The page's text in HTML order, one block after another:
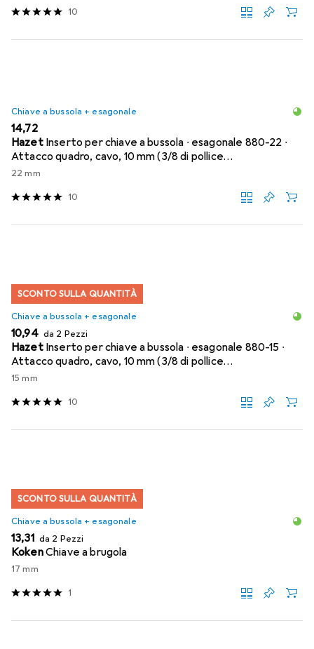
10
Chiave a bussola + esagonale
EUR
14,72
Hazet Inserto per chiave a bussola ∙ esagonale 880-22 ∙
Attacco quadro, cavo, 10 mm (3/8 di pollice…
22 mm
10
SCONTO SULLA QUANTITÀ
Chiave a bussola + esagonale
EUR
10,94 da 2 Pezzi
Hazet Inserto per chiave a bussola ∙ esagonale 880-15 ∙
Attacco quadro, cavo, 10 mm (3/8 di pollice…
15 mm
10
SCONTO SULLA QUANTITÀ
Chiave a bussola + esagonale
EUR
13,31 da 2 Pezzi
KokenChiave a brugola
17 mm
1